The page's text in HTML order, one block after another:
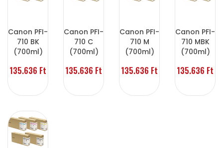
Canon PFI-
710 BK
(700ml)
135.636 Ft
Canon PFI-
710 C
(700ml)
135.636 Ft
Canon PFI-
710 M
(700ml)
135.636 Ft
Canon PFI-
710 MBK
(700ml)
135.636 Ft